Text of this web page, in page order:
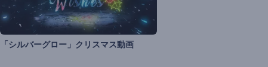
「シルバーグロー」クリスマス動画